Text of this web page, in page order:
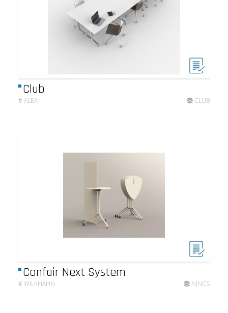
Club
#ALEA CLUB
Confair Next System
#WILKHAHN NINCS